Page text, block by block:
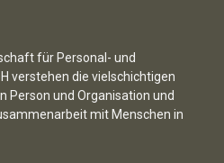
für Personal- und
verstehen die vielschichtigen
Person und Organisation und
mit Menschen in